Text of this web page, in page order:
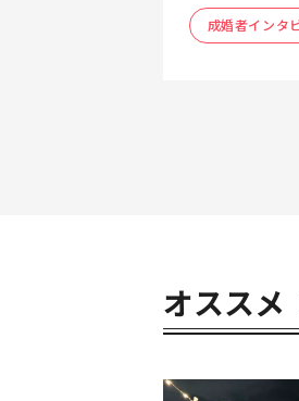
成婚者インタ
ー
シ
オススメ